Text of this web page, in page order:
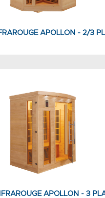
APOLLON - 2/3
APOLLON - 3